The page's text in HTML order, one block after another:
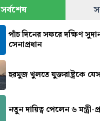
সর্বশেষ
পাঁচ দিনের সফরে দক্ষিণ
সেনাপ্রধান
হরমুজ খুলতে যুক্তরাষ্ট্রকে
নতুন দায়িত্ব পেলেন ৬ মন্ত্রী-